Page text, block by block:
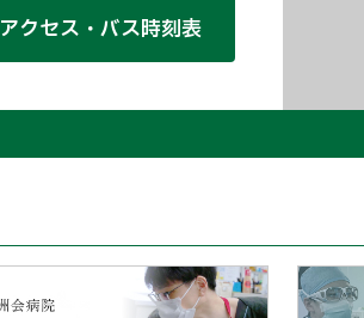
アクセス・バス時刻表